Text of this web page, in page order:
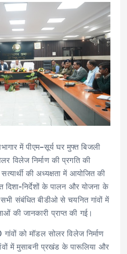
में पीएम–सूर्य घर मुफ्त बिजली
विलेज निर्माण की प्रगति की
की अध्यक्षता में आयोजित की
दिशा-निर्देशों के पालन और योजना के
संबंधित बीडीओ से चयनित गांवों में
की जानकारी प्राप्त की गई।
को मॉडल सोलर विलेज निर्माण
में मुसाबनी प्रखंड के पारूलिया और